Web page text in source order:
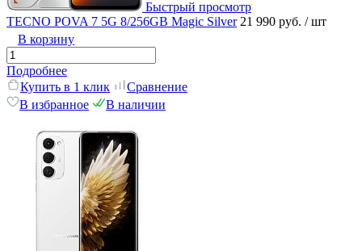
Быстрый просмотр
TECNO POVA 7 5G 8/256GB Magic Silver 21 990 руб. / шт
В корзину
Подробнее
Купить в 1 клик
Сравнение
В избранное
В наличии